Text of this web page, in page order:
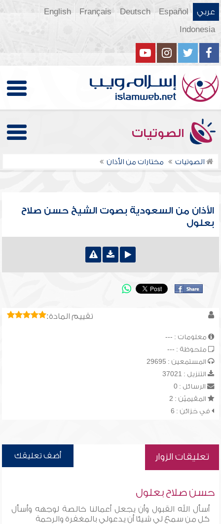
عربي Español
Deutsch
Français
English
Indonesia
الصوتيات
الصوتيات مختارات من الأذان
الأذان من السعودية بصوت الشيخ حسن صلاح
بعلول
تقييم المادة:
معلومات : ---
ملحوظة : ---
المستمعين : 29695
التنزيل : 37021
الرسائل : 0
المقيميّن : 2
في خزائن : 6
تعليقات الزوار أضف تعليقك
حسن صلاح بعلول
أسأل الله القبول وأن يجعل أعمالنا خالصة لوجهه وأسأل
كل من سمع لي شيئا أن يدعولي بالمغفرة والرحمة